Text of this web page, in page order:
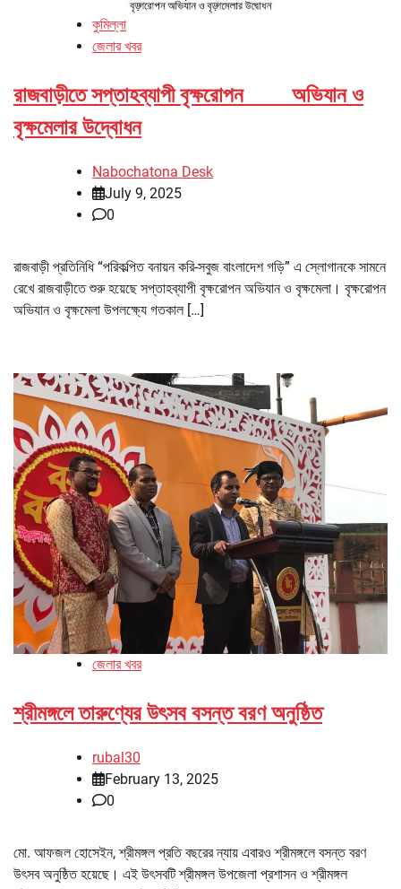
কুমিল্লা
জেলার খবর
রাজবাড়ীতে সপ্তাহব্যাপী বৃক্ষরোপন অভিযান ও
বৃক্ষমেলার উদ্বোধন
Nabochatona Desk
July 9, 2025
0
রাজবাড়ী প্রতিনিধি “পরিকল্পিত বনায়ন করি-সবুজ বাংলাদেশ গড়ি” এ স্লোগানকে সামনে
রেখে রাজবাড়ীতে শুরু হয়েছে সপ্তাহব্যাপী বৃক্ষরোপন অভিযান ও বৃক্ষমেলা। বৃক্ষরোপন
অভিযান ও বৃক্ষমেলা উপলক্ষ্যে গতকাল […]
জেলার খবর
শ্রীমঙ্গলে তারুণ্যের উৎসব বসন্ত বরণ অনুষ্ঠিত
rubal30
February 13, 2025
0
মো. আফজল হোসেইন, শ্রীমঙ্গল প্রতি বছরের ন্যায় এবারও শ্রীমঙ্গলে বসন্ত বরণ
উৎসব অনুষ্ঠিত হয়েছে। এই উৎসবটি শ্রীমঙ্গল উপজেলা প্রশাসন ও শ্রীমঙ্গল